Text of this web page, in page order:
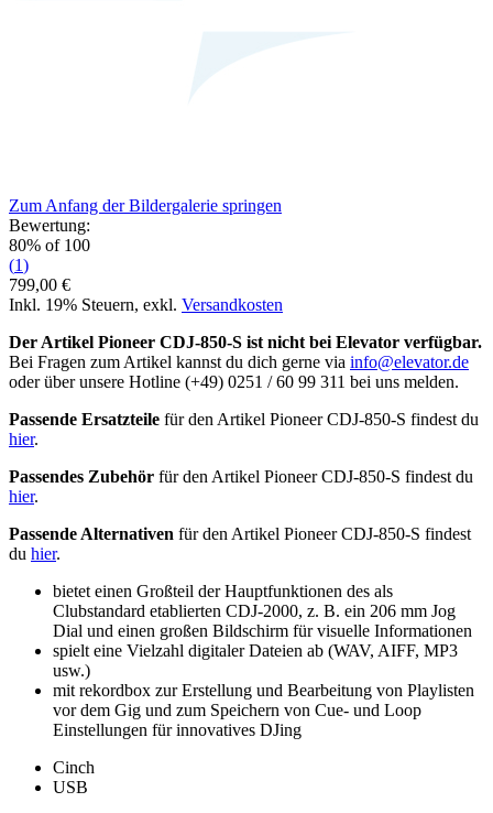
Zum Anfang der Bildergalerie springen
Bewertung:
80% of 100
(1)
799,00 €
Inkl. 19% Steuern, exkl. Versandkosten
Der Artikel Pioneer CDJ-850-S ist nicht bei Elevator verfügbar.
Bei Fragen zum Artikel kannst du dich gerne via info@elevator.de
oder über unsere Hotline (+49) 0251 / 60 99 311 bei uns melden.
Passende Ersatzteile für den Artikel Pioneer CDJ-850-S findest du
hier.
Passendes Zubehör für den Artikel Pioneer CDJ-850-S findest du
hier.
Passende Alternativen für den Artikel Pioneer CDJ-850-S findest
du hier.
bietet einen Großteil der Hauptfunktionen des als
Clubstandard etablierten CDJ-2000, z. B. ein 206 mm Jog
Dial und einen großen Bildschirm für visuelle Informationen
spielt eine Vielzahl digitaler Dateien ab (WAV, AIFF, MP3
usw.)
mit rekordbox zur Erstellung und Bearbeitung von Playlisten
vor dem Gig und zum Speichern von Cue- und Loop
Einstellungen für innovatives DJing
Cinch
USB